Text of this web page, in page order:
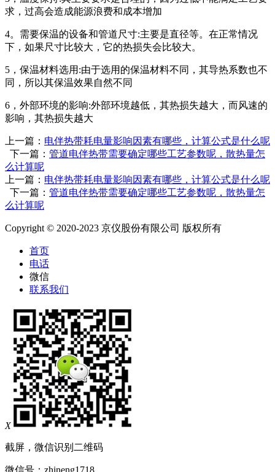
求，过高会造成能源浪费和成本增加
4。需要保温的设备和管道尺寸:主要是直径等。在正常情况
下，如果尺寸比较大，它的热损失会比较大。
5，保温材料选用:由于选用的保温材料不同，其导热系数也不
同，所以其保温效果自然不同
6，外部环境的影响:外部环境越低，其热损失越大，而风速的
影响，其热损失越大
上一篇： 电伴热带耗电量影响因素有哪些，计算公式是什么呢
下一篇： 管道电伴热带需要确定哪些工艺参数呢，散热量怎
么计算呢
上一篇： 电伴热带耗电量影响因素有哪些，计算公式是什么呢
下一篇： 管道电伴热带需要确定哪些工艺参数呢，散热量怎
么计算呢
Copyright © 2020-2023 京仪股份有限公司 版权所有
首页
电话
微信
联系我们
X
截屏，微信识别二维码